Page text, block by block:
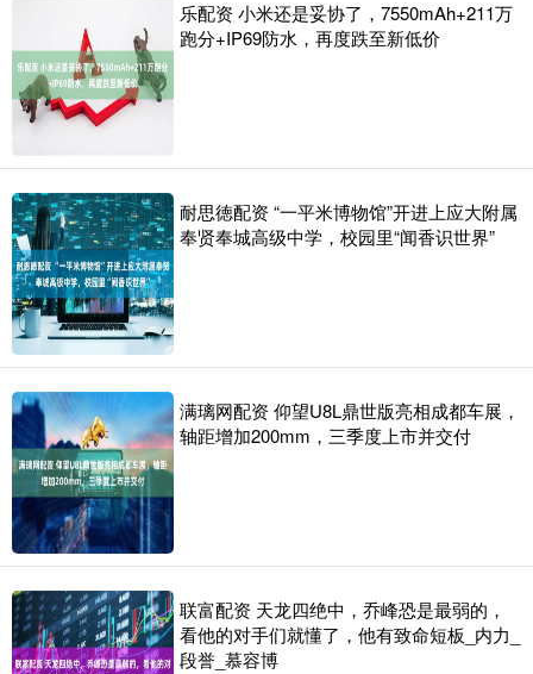
乐配资 小米还是妥协了，7550mAh+211万
跑分+IP69防水，再度跌至新低价
耐思徳配资 “一平米博物馆”开进上应大附属
奉贤奉城高级中学，校园里“闻香识世界”
满璃网配资 仰望U8L鼎世版亮相成都车展，
轴距增加200mm，三季度上市并交付
联富配资 天龙四绝中，乔峰恐是最弱的，
看他的对手们就懂了，他有致命短板_内力_
段誉_慕容博